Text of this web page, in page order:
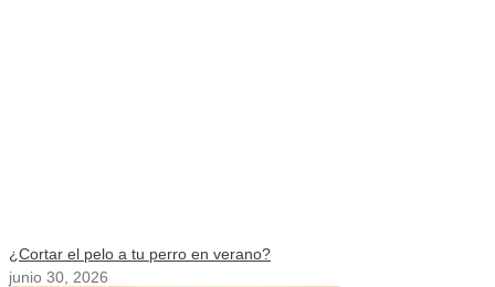
¿Cortar el pelo a tu perro en verano?
junio 30, 2026